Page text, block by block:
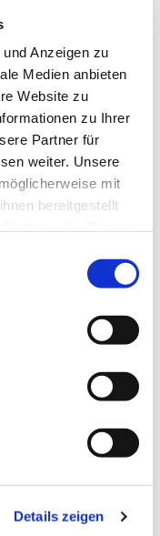
Anzeigen zu
Medien anbieten
Website zu
zu Ihrer
Partner für
weiter. Unsere
mit
bereitgestellt
Details zeigen
auch